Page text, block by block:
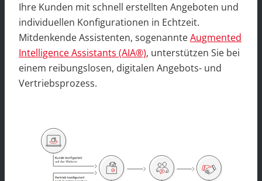
Ihre Kunden mit schnell erstellten Angeboten und
individuellen Konfigurationen in Echtzeit.
Mitdenkende Assistenten, sogenannteAugmented
Intelligence Assistants (AIA®), unterstützen Sie bei
einem reibungslosen, digitalen Angebots- und
Vertriebsprozess.